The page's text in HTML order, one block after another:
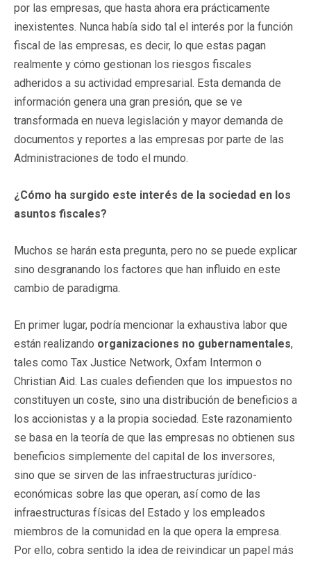
por las empresas, que hasta ahora era prácticamente
inexistentes. Nunca había sido tal el interés por la función
fiscal de las empresas, es decir, lo que estas pagan
realmente y cómo gestionan los riesgos fiscales
adheridos a su actividad empresarial. Esta demanda de
información genera una gran presión, que se ve
transformada en nueva legislación y mayor demanda de
documentos y reportes a las empresas por parte de las
Administraciones de todo el mundo.
¿Cómo ha surgido este interés de la sociedad en los
asuntos fiscales?
Muchos se harán esta pregunta, pero no se puede explicar
sino desgranando los factores que han influido en este
cambio de paradigma.
En primer lugar, podría mencionar la exhaustiva labor que
están realizando organizaciones no gubernamentales,
tales como Tax Justice Network, Oxfam Intermon o
Christian Aid. Las cuales defienden que los impuestos no
constituyen un coste, sino una distribución de beneficios a
los accionistas y a la propia sociedad. Este razonamiento
se basa en la teoría de que las empresas no obtienen sus
beneficios simplemente del capital de los inversores,
sino que se sirven de las infraestructuras jurídico-
económicas sobre las que operan, así como de las
infraestructuras físicas del Estado y los empleados
miembros de la comunidad en la que opera la empresa.
Por ello, cobra sentido la idea de reivindicar un papel más